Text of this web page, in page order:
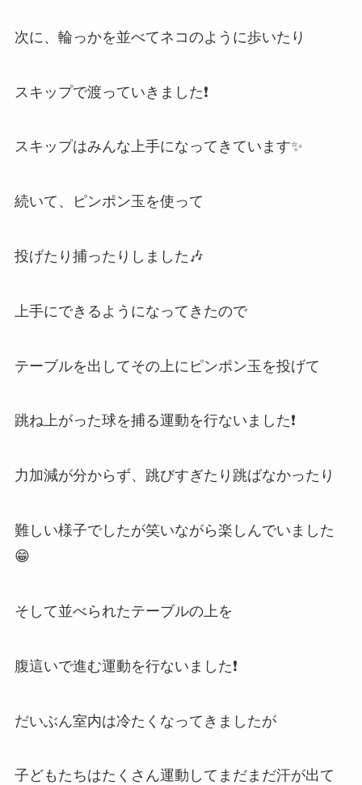
次に、輪っかを並べてネコのように歩いたり
スキップで渡っていきました❗
スキップはみんな上手になってきています✨
続いて、ピンポン玉を使って
投げたり捕ったりしました🎶
上手にできるようになってきたので
テーブルを出してその上にピンポン玉を投げて
跳ね上がった球を捕る運動を行ないました❗
力加減が分からず、跳びすぎたり跳ばなかったり
難しい様子でしたが笑いながら楽しんでいました
😁
そして並べられたテーブルの上を
腹這いで進む運動を行ないました❗
だいぶん室内は冷たくなってきましたが
子どもたちはたくさん運動してまだまだ汗が出て